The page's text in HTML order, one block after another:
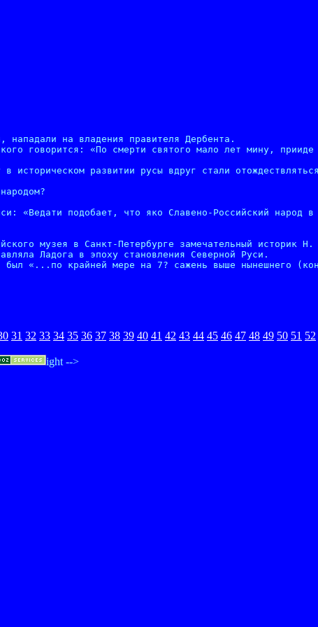
на владения правителя Дербента.
говорится: «По смерти святого мало лет мину,
историческом развитии русы вдруг стали
«Ведати подобает, что яко Славено-Российский
музея в Санкт-Петербурге замечательный
Ладога в эпоху становления Северной Руси.
«...по крайней мере на 7? сажень выше нынешнего
31 32 33 34 35 36 37 38 39 40 41 42 43 44 45 46 47 48 49 50 51 52
ight -->